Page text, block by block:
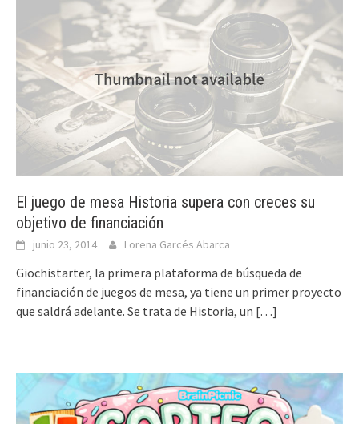
El juego de mesa Historia supera con creces su
objetivo de financiación
junio 23, 2014 Lorena Garcés Abarca
Giochistarter, la primera plataforma de búsqueda de
financiación de juegos de mesa, ya tiene un primer proyecto
que saldrá adelante. Se trata de Historia, un […]